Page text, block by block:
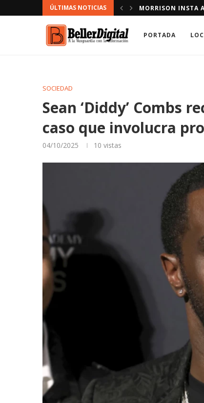
ÚLTIMAS NOTICIAS
MOSQUITEROS EN DAJABÓN MORRISON INSTA
PORTADA
SOCIEDAD
Sean ‘Diddy’ Combs
caso que involucra
04/10/2025 10 vistas